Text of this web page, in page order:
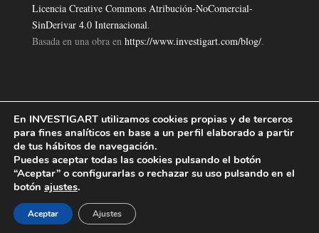
Licencia Creative Commons Atribución-NoComercial-
SinDerivar 4.0 Internacional.
Basada en una obra en https://www.investigart.com/blog/.
Política de Privacidad|Aviso Legal|Política de Cookies|
Investigart Copyright © 2019. |
En INVESTIGART utilizamos cookies propias y de terceros
para fines analíticos en base a un perfil elaborado a partir
de tus hábitos de navegación.
Puedes aceptar todas las cookies pulsando el botón
“Aceptar” o configurarlas o rechazar su uso pulsando en el
botón ajustes.
Aceptar Ajustes